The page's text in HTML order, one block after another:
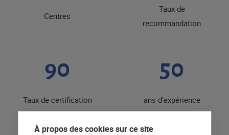
Centres
Taux de
recommandation
90
Taux de certification
50
ans d'expérience
À propos des cookies sur ce site